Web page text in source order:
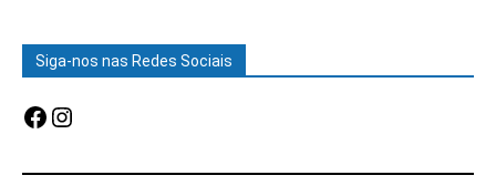
Siga-nos nas Redes Sociais
Facebook
Instagram